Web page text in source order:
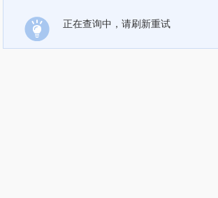
正在查询中，请刷新重试